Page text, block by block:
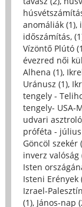
anomáliák (1),
időszámítás,
Vízöntő Plútó
évezred női
Alhena (1),
Uránusz (1),
tengely -
tengely- USA-
udvari
próféta - július
Göncöl szekér
inverz valóság
Isten
Isteni Erények
Izrael-
(1), János-nap